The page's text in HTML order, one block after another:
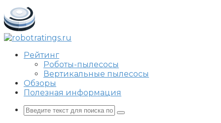
Перейти
к
контенту
Рейтинг
Роботы-пылесосы
Вертикальные пылесосы
Обзоры
Полезная информация
Поиск: